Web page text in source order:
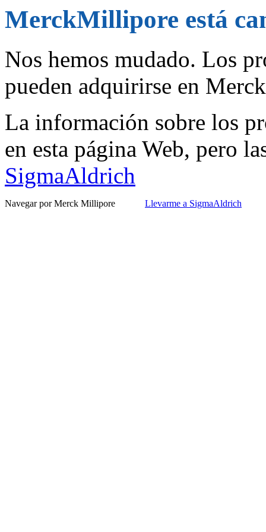
MerckMillipore está
Nos hemos mudado. Los
pueden adquirirse en
La información sobre los
en esta página Web, pero
SigmaAldrich
Navegar por Merck Millipore Llevarme a SigmaAldrich